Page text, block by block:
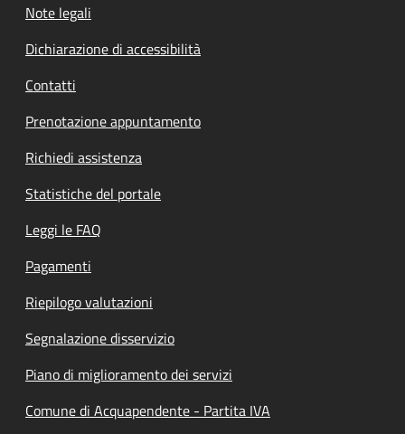
Note legali
Dichiarazione di accessibilità
Contatti
Prenotazione appuntamento
Richiedi assistenza
Statistiche del portale
Leggi le FAQ
Pagamenti
Riepilogo valutazioni
Segnalazione disservizio
Piano di miglioramento dei servizi
Comune di Acquapendente - Partita IVA